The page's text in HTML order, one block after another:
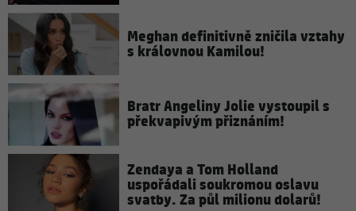
Meghan definitivně zničila vztahy
s královnou Kamilou!
Bratr Angeliny Jolie vystoupil s
překvapivým přiznáním!
Zendaya a Tom Holland
uspořádali soukromou oslavu
svatby. Za půl milionu dolarů!